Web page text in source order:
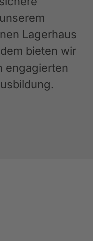
Lagerhaus
bieten wir
engagierten